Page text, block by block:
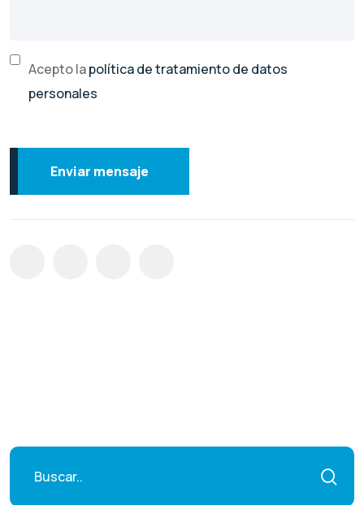
Acepto lapolítica de tratamiento de datos
personales
Enviar mensaje